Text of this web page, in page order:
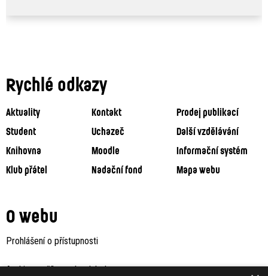
Rychlé odkazy
Aktuality Kontakt
Prodej publikací
Student
Uchazeč
Další vzdělávání
Knihovna
Moodle
Informační systém
Klub přátel
Nadační fond Mapa webu
O webu
Prohlášení o přístupnosti
Archiv staršího webu Jaboku